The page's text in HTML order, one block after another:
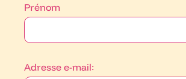
Prénom
Adresse e-mail: